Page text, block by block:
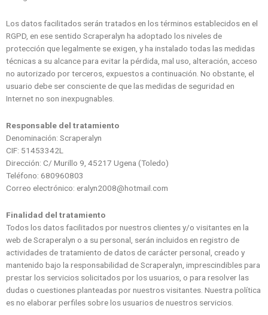
Los datos facilitados serán tratados en los términos establecidos en el
RGPD, en ese sentido Scraperalyn ha adoptado los niveles de
protección que legalmente se exigen, y ha instalado todas las medidas
técnicas a su alcance para evitar la pérdida, mal uso, alteración, acceso
no autorizado por terceros, expuestos a continuación. No obstante, el
usuario debe ser consciente de que las medidas de seguridad en
Internet no son inexpugnables.
Responsable del tratamiento
Denominación: Scraperalyn
CIF: 51453342L
Dirección: C/ Murillo 9, 45217 Ugena (Toledo)
Teléfono: 680960803
Correo electrónico: eralyn2008@hotmail.com
Finalidad del tratamiento
Todos los datos facilitados por nuestros clientes y/o visitantes en la
web de Scraperalyn o a su personal, serán incluidos en registro de
actividades de tratamiento de datos de carácter personal, creado y
mantenido bajo la responsabilidad de Scraperalyn, imprescindibles para
prestar los servicios solicitados por los usuarios, o para resolver las
dudas o cuestiones planteadas por nuestros visitantes. Nuestra política
es no elaborar perfiles sobre los usuarios de nuestros servicios.